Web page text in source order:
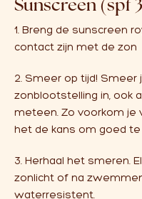
1. Breng de sunscreen
contact zijn met de zon
2. Smeer op tijd! Smeer
zonblootstelling in, ook
meteen. Zo voorkom je
het de kans om goed
3. Herhaal het smeren.
zonlicht of na
waterresistent.